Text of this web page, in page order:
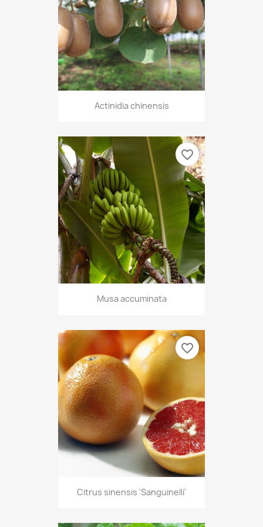
Actinidia chinensis
Musa accuminata
favorite_border
Citrus sinensis 'Sanguinelli'
favorite_border